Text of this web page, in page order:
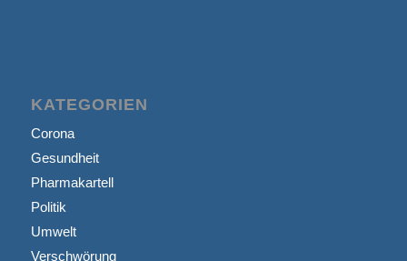
KATEGORIEN
Corona
Gesundheit
Pharmakartell
Politik
Umwelt
Verschwörung